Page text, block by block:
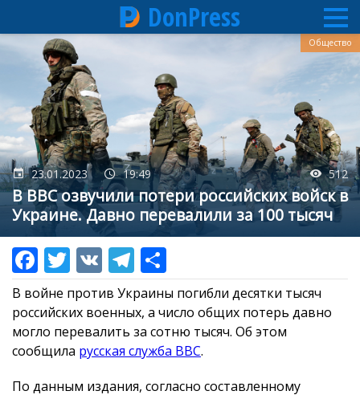
Перейти
основному
содержанию
DonPress
23.01.2023 19:49 512
В ВВС озвучили потери российских войск в
Украине. Давно перевалили за 100 тысяч
Общество
В войне против Украины погибли десятки тысяч
российских военных, а число общих потерь давно
могло перевалить за сотню тысяч. Об этом
сообщила русская служба BBC.
По данным издания, согласно составленному